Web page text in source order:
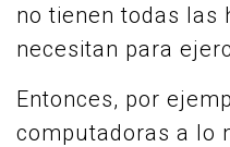
no tienen todas las
necesitan para
Entonces, por
computadoras a lo